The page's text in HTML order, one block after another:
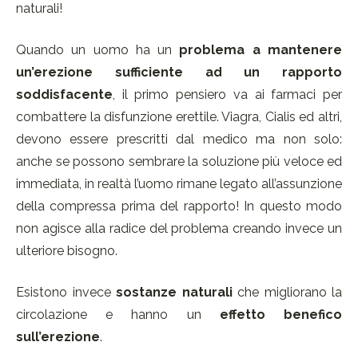
naturali!
Quando un uomo ha un problema a mantenere
un’erezione sufficiente ad un rapporto
soddisfacente, il primo pensiero va ai farmaci per
combattere la disfunzione erettile. Viagra, Cialis ed altri,
devono essere prescritti dal medico ma non solo:
anche se possono sembrare la soluzione più veloce ed
immediata, in realtà l’uomo rimane legato all’assunzione
della compressa prima del rapporto! In questo modo
non agisce alla radice del problema creando invece un
ulteriore bisogno.
Esistono invece sostanze naturaliche migliorano la
circolazione e hanno un effetto benefico
sull’erezione.